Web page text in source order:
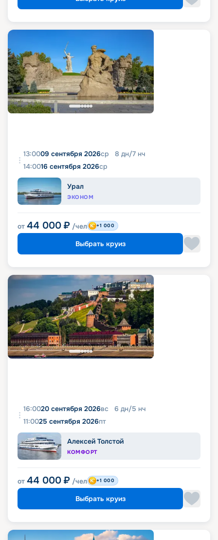
13:0009 сентября 2026ср 8 дн/7 нч
14:0016 сентября 2026ср
Урал
ЭКОНОМ
от 44 000 ₽ /чел +1 000
Выбрать круиз
16:0020 сентября 2026вс 6 дн/5 нч
11:0025 сентября 2026пт
Алексей Толстой
КОМФОРТ
от 44 000 ₽ /чел +1 000
Выбрать круиз